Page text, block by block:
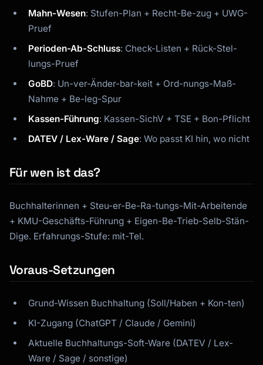
Mahn-Wesen: Stufen-Plan + Recht-Be-zug + UWG-
Pruef
Perioden-Ab-Schluss: Check-Listen + Rück-Stel-
lungs-Pruef
GoBD: Un-ver-Änder-bar-keit + Ord-nungs-Maß-
Nahme + Be-leg-Spur
Kassen-Führung: Kassen-SichV + TSE + Bon-Pflicht
DATEV / Lex-Ware / Sage: Wo passt KI hin, wo nicht
Für wen ist das?
Buchhalterinnen + Steu-er-Be-Ra-tungs-Mit-Arbeitende
+ KMU-Geschäfts-Führung + Eigen-Be-Trieb-Selb-Stän-
Dige. Erfahrungs-Stufe: mit-Tel.
Voraus-Setzungen
Grund-Wissen Buchhaltung (Soll/Haben + Kon-ten)
KI-Zugang (ChatGPT / Claude / Gemini)
Aktuelle Buchhaltungs-Soft-Ware (DATEV / Lex-
Ware / Sage / sonstige)
Kai